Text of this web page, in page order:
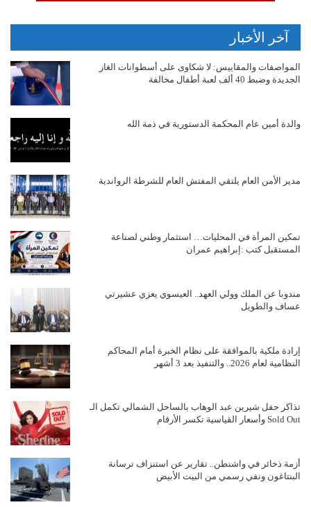
آخر الأخبار
المواصفات والمقاييس: لا شكاوى على أسطوانات الغاز
الجديدة وضبط 40 ألف لعبة أطفال مخالفة
والدة أمين عام المحكمة الدستورية في ذمة الله
مدير الأمن العام يلتقي المفتش العام للشرطة الرواندية
تمكين المرأة في المحليات… استثمار وطني لصناعة
المستقبل كتب :إبراهيم عمران
مندوبا عن الملك وولي العهد.. العيسوي يعزي عشيرتي
عساف والطويل
إرادة ملكية بالموافقة على نظام الخبرة أمام المحاكم
النظامية لعام 2026.. والتنفيذ بعد 3 أشهر
تذاكر حفل شيرين عبد الوهاب بالساحل الشمالي تكمل الـ
Sold Out وأسعار القياسية تكسر الأرقام
أزمة ذخائر في واشنطن.. تقارير عن استنزاف ترسانة
البنتاغون ونفي رسمي من البيت الأبيض